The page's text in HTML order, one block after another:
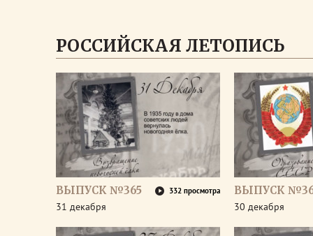
РОССИЙСКАЯ ЛЕТОПИСЬ
ВЫПУСК №365 332 просмотра
31 декабря
ВЫПУСК
30 декабря